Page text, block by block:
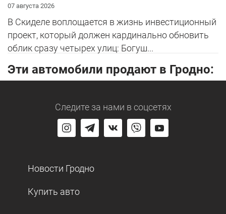
07 августа 2026
В Скиделе воплощается в жизнь инвестиционный
проект, который должен кардинально обновить
облик сразу четырех улиц: Богуш...
Эти автомобили продают в Гродно:
Следите за нами в соцсетях
Новости Гродно
Купить авто